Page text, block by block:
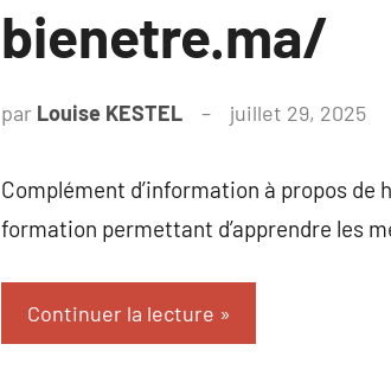
bienetre.ma/
par Louise KESTEL juillet 29, 2025
Complément d’information à propos
formation permettant d’apprendre les
Continuer la lecture